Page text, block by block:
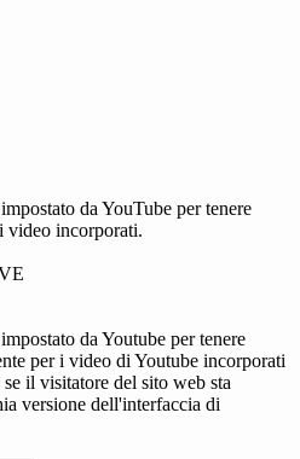
da YouTube per tenere
video incorporati.
da Youtube per tenere
per i video di Youtube incorporati
il visitatore del sito web sta
versione dell'interfaccia di